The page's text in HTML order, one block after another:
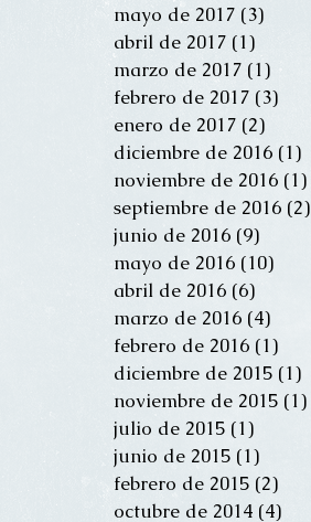
mayo de 2017 (3)
abril de 2017 (1)
marzo de 2017 (1)
febrero de 2017 (3)
enero de 2017 (2)
diciembre de 2016 (1)
noviembre de 2016 (1)
septiembre de 2016 (2)
junio de 2016 (9)
mayo de 2016 (10)
abril de 2016 (6)
marzo de 2016 (4)
febrero de 2016 (1)
diciembre de 2015 (1)
noviembre de 2015 (1)
julio de 2015 (1)
junio de 2015 (1)
febrero de 2015 (2)
octubre de 2014 (4)